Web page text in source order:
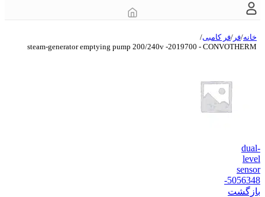
خانه/فر /فر کامبی/
steam-generator emptying pump 200/240v -2019700 - CONVOTHERM
dual-
level
sensor
-5056348
بازگشت